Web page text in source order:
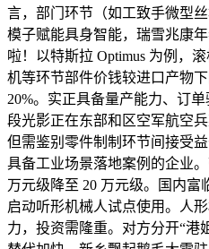
言，部门环节（如工致手微型
模子赋能具身智能，瑞雪兆康
啦！以特斯拉 Optimus 为例，
机等环节部件价钱较进口产物
20%。实正具备量产能力、订
段光影正在东部和区空军航空
但需鉴别零件制制环节间接受
具备工业场景落地案例的企业
万元级降至 20 万元级。国内
启动听形机械人试点使用。人
力，投资需隆重。对方分开“港